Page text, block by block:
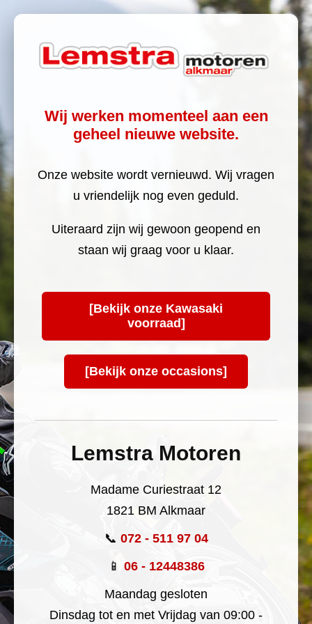
Wij werken momenteel aan een
geheel nieuwe website.
Onze website wordt vernieuwd. Wij vragen
u vriendelijk nog even geduld.
Uiteraard zijn wij gewoon geopend en
staan wij graag voor u klaar.
[Bekijk onze Kawasaki
voorraad]
[Bekijk onze occasions]
Lemstra Motoren
Madame Curiestraat 12
1821 BM Alkmaar
📞 072 - 511 97 04
📱 06 - 12448386
Maandag gesloten
Dinsdag tot en met Vrijdag van 09:00 -